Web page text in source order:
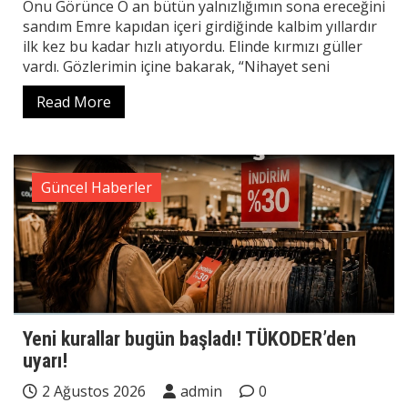
Onu Görünce O an bütün yalnızlığımın sona ereceğini
sandım Emre kapıdan içeri girdiğinde kalbim yıllardır
ilk kez bu kadar hızlı atıyordu. Elinde kırmızı güller
vardı. Gözlerimin içine bakarak, “Nihayet seni
Read More
Güncel Haberler
Yeni kurallar bugün başladı! TÜKODER’den
uyarı!
2 Ağustos 2026 admin
0